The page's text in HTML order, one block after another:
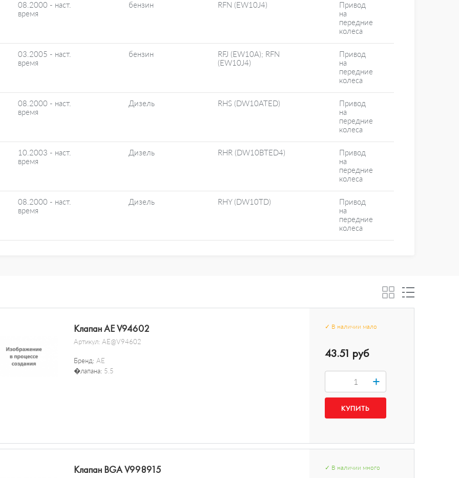
08.2000 - наст.
время
бензин RFN (EW10J4)
Привод
на
передние
колеса
03.2005 - наст.
время
бензин
RFJ (EW10A); RFN
(EW10J4)
Привод
на
передние
колеса
08.2000 - наст.
время
Дизель RHS (DW10ATED)
Привод
на
передние
колеса
10.2003 - наст.
время
Дизель RHR (DW10BTED4)
Привод
на
передние
колеса
08.2000 - наст.
время
Дизель RHY (DW10TD)
Привод
на
передние
колеса
Клапан AE V94602
Артикул: AE@V94602
Бренд: AE
�лапана: 5.5
✓ В наличии мало
43.51 руб
+
Клапан BGA V998915 ✓ В наличии много